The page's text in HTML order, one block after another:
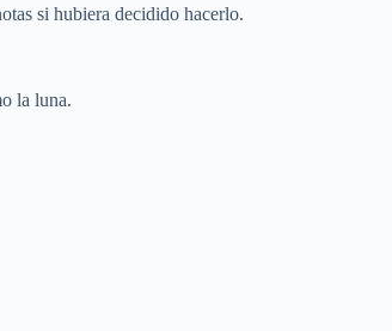
si hubiera decidido hacerlo.
la luna.